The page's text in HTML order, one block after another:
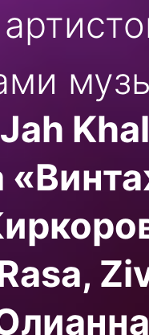
Jah